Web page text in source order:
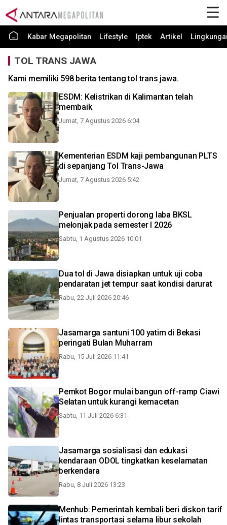
Kabar Megapolitan Lifestyle Iptek Artikel
TOL TRANS JAWA
Kami memiliki 598 berita tentang tol trans jawa.
ESDM: Kelistrikan di Kalimantan telah
membaik
Jumat, 7 Agustus 2026 6:04
Kementerian ESDM kaji pembangunan PLTS
di sepanjang Tol Trans-Jawa
Jumat, 7 Agustus 2026 5:42
Penjualan properti dorong laba BKSL
melonjak pada semester I 2026
Sabtu, 1 Agustus 2026 10:01
Dua tol di Jawa disiapkan untuk uji coba
pendaratan jet tempur saat kondisi darurat
Rabu, 22 Juli 2026 20:46
Jasamarga santuni 100 yatim di Bekasi
peringati Bulan Muharram
Rabu, 15 Juli 2026 11:41
Pemkot Bogor mulai bangun off-ramp Ciawi
Selatan untuk kurangi kemacetan
Sabtu, 11 Juli 2026 6:31
Jasamarga sosialisasi dan edukasi
kendaraan ODOL tingkatkan keselamatan
berkendara
Rabu, 8 Juli 2026 13:23
Menhub: Pemerintah kembali beri diskon tarif
lintas transportasi selama libur sekolah